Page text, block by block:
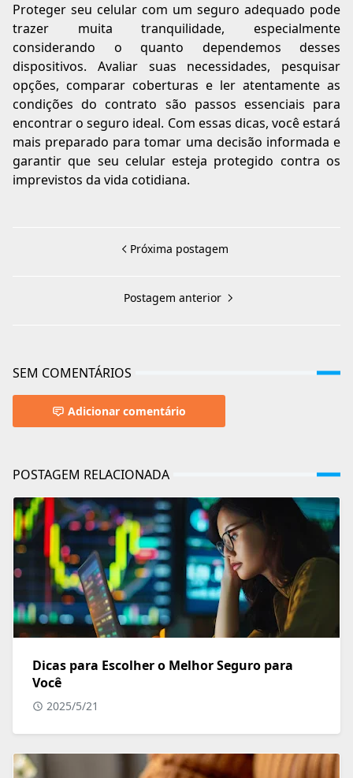
Proteger seu celular com um seguro adequado pode
trazer muita tranquilidade, especialmente
considerando o quanto dependemos desses
dispositivos. Avaliar suas necessidades, pesquisar
opções, comparar coberturas e ler atentamente as
condições do contrato são passos essenciais para
encontrar o seguro ideal. Com essas dicas, você estará
mais preparado para tomar uma decisão informada e
garantir que seu celular esteja protegido contra os
imprevistos da vida cotidiana.
Próxima postagem
Postagem anterior
SEM COMENTÁRIOS
Adicionar comentário
POSTAGEM RELACIONADA
Dicas para Escolher o Melhor Seguro para
Você
2025/5/21